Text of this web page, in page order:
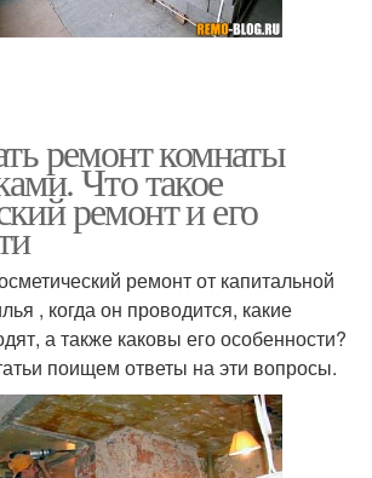
ремонт комнаты
Что такое
ремонт и его
ремонт от капитальной
, когда он проводится, какие
а также каковы его особенности?
поищем ответы на эти вопросы.